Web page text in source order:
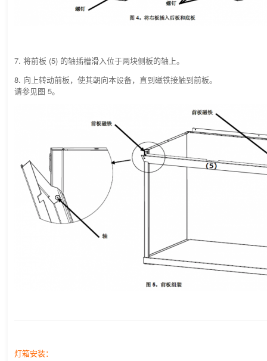
7. 将前板 (5) 的轴插槽滑入位于两块侧板的轴上。
8. 向上转动前板，使其朝向本设备，直到磁铁接触到前板。
请参见图 5。
灯箱安装：